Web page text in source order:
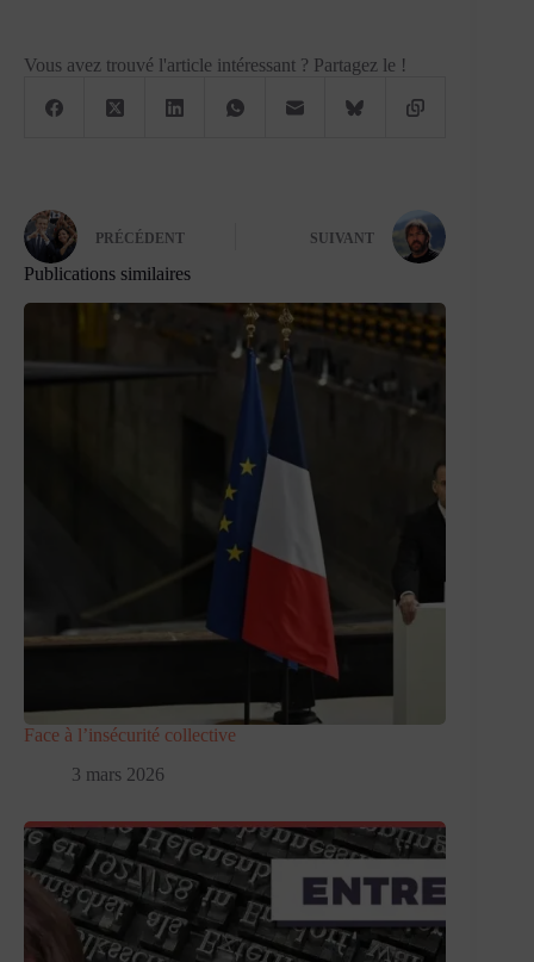
Vous avez trouvé l'article intéressant ? Partagez le !
PRÉCÉDENT SUIVANT
Publications similaires
Face à l’insécurité collective
3 mars 2026